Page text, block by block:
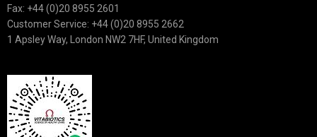
Fax: +44 (0)20 8955 2601
Customer Service: +44 (0)20 8955 2662
1 Apsley Way, London NW2 7HF, United Kingdom